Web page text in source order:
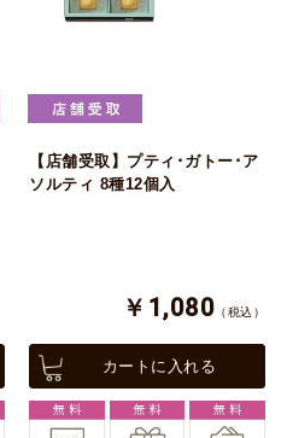
【店舗受取】プティ･ガトー･ア
ソルティ 8種12個入
￥1,080 （税込）
カートに入れる